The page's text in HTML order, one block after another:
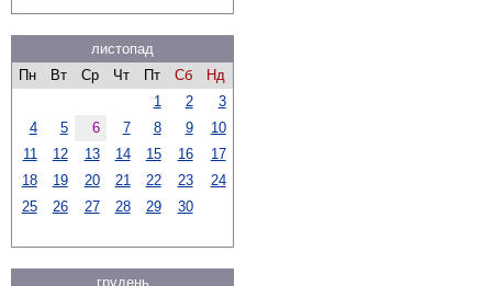
листопад
Пн
Вт Ср Чт Пт Сб
Нд
1
2
3
4
5 6 7 8 9
10
11
12 13 14 15 16
17
18
19 20 21 22 23
24
25
26 27 28 29 30
грудень